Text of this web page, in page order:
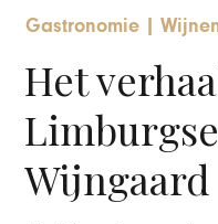
Gastronomie |
Het